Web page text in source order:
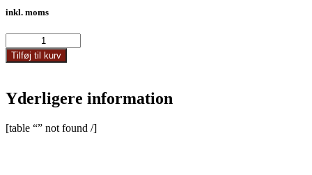
inkl. moms
antal
Tilføj til kurv
Yderligere information
[table “” not found /]